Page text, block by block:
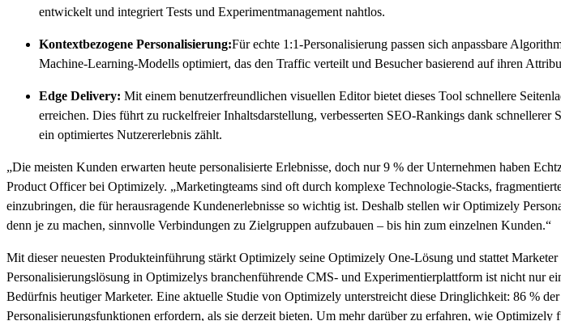
entwickelt und integriert Tests und Experimentmanagement nahtlos.
Kontextbezogene Personalisierung:Für echte 1:1-Personalisierung passen sich anpassbare
Machine-Learning-Modells optimiert, das den Traffic verteilt und Besucher basierend auf ihren
Edge Delivery: Mit einem benutzerfreundlichen visuellen Editor bietet dieses Tool schnellere
erreichen. Dies führt zu ruckelfreier Inhaltsdarstellung, verbesserten SEO-Rankings dank
ein optimiertes Nutzererlebnis zählt.
„Die meisten Kunden erwarten heute personalisierte Erlebnisse, doch nur 9 % der Unternehmen haben
Product Officer bei Optimizely. „Marketingteams sind oft durch komplexe Technologie-Stacks,
einzubringen, die für herausragende Kundenerlebnisse so wichtig ist. Deshalb stellen wir Optimizely
denn je zu machen, sinnvolle Verbindungen zu Zielgruppen aufzubauen – bis hin zum einzelnen Kunden.“
Mit dieser neuesten Produkteinführung stärkt Optimizely seine Optimizely One-Lösung und stattet
Personalisierungslösung in Optimizelys branchenführende CMS- und Experimentierplattform ist nicht nur
Bedürfnis heutiger Marketer. Eine aktuelle Studie von Optimizely unterstreicht diese Dringlichkeit: 86 %
Personalisierungsfunktionen erfordern, als sie derzeit bieten. Um mehr darüber zu erfahren, wie